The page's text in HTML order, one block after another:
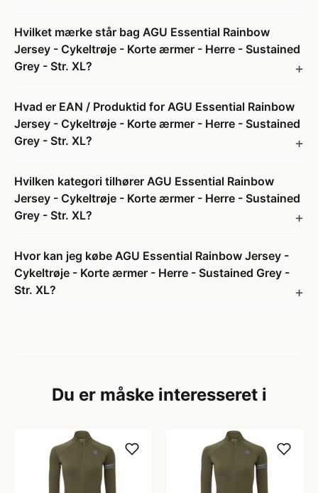
Hvilket mærke står bag AGU Essential Rainbow
Jersey - Cykeltrøje - Korte ærmer - Herre - Sustained
Grey - Str. XL?
Hvad er EAN / Produktid for AGU Essential Rainbow
Jersey - Cykeltrøje - Korte ærmer - Herre - Sustained
Grey - Str. XL?
Hvilken kategori tilhører AGU Essential Rainbow
Jersey - Cykeltrøje - Korte ærmer - Herre - Sustained
Grey - Str. XL?
Hvor kan jeg købe AGU Essential Rainbow Jersey -
Cykeltrøje - Korte ærmer - Herre - Sustained Grey -
Str. XL?
Du er måske interesseret i